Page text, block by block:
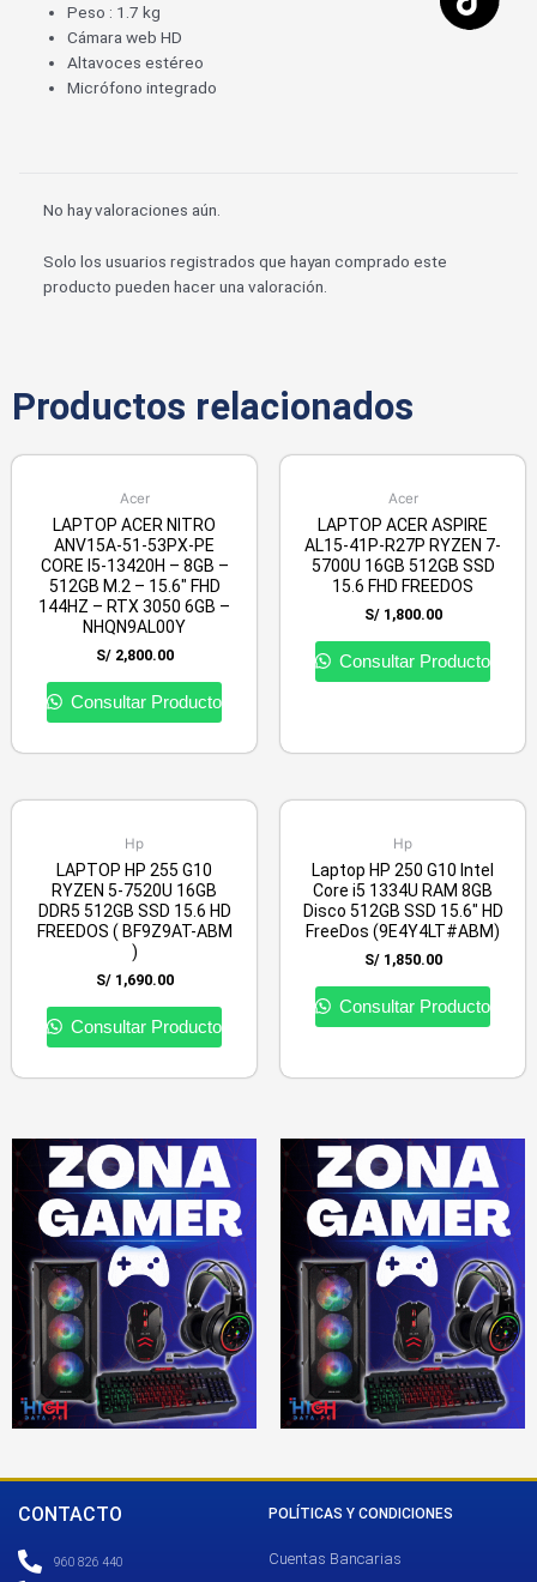
Peso : 1.7 kg
Cámara web HD
Altavoces estéreo
Micrófono integrado
No hay valoraciones aún.
Solo los usuarios registrados que hayan comprado este
producto pueden hacer una valoración.
Productos relacionados
Acer
LAPTOP ACER NITRO
ANV15A-51-53PX-PE
CORE I5-13420H – 8GB –
512GB M.2 – 15.6″ FHD
144HZ – RTX 3050 6GB –
NHQN9AL00Y
S/2,800.00
Consultar Producto
Acer
LAPTOP ACER ASPIRE
AL15-41P-R27P RYZEN 7-
5700U 16GB 512GB SSD
15.6 FHD FREEDOS
S/1,800.00
Consultar Producto
Hp
LAPTOP HP 255 G10
RYZEN 5-7520U 16GB
DDR5 512GB SSD 15.6 HD
FREEDOS ( BF9Z9AT-ABM
)
S/1,690.00
Consultar Producto
Hp
Laptop HP 250 G10 Intel
Core i5 1334U RAM 8GB
Disco 512GB SSD 15.6″ HD
FreeDos (9E4Y4LT#ABM)
S/1,850.00
Consultar Producto
CONTACTO
960 826 440
POLÍTICAS Y CONDICIONES
Cuentas Bancarias